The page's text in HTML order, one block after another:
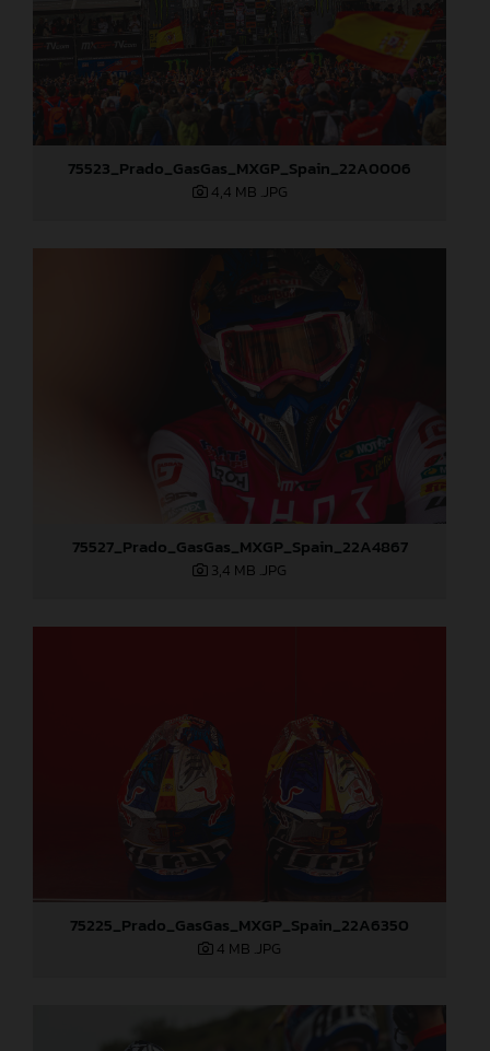
75523_Prado_GasGas_MXGP_Spain_22A0006
4,4 MB .JPG
75527_Prado_GasGas_MXGP_Spain_22A4867
3,4 MB .JPG
75225_Prado_GasGas_MXGP_Spain_22A6350
4 MB .JPG